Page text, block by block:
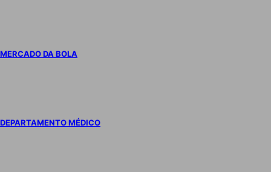
MERCADO DA BOLA
DEPARTAMENTO MÉDICO